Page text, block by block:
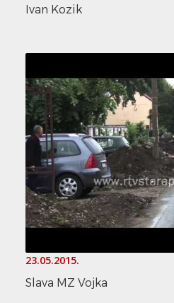
Ivan Kozik
23.05.2015.
Slava MZ Vojka